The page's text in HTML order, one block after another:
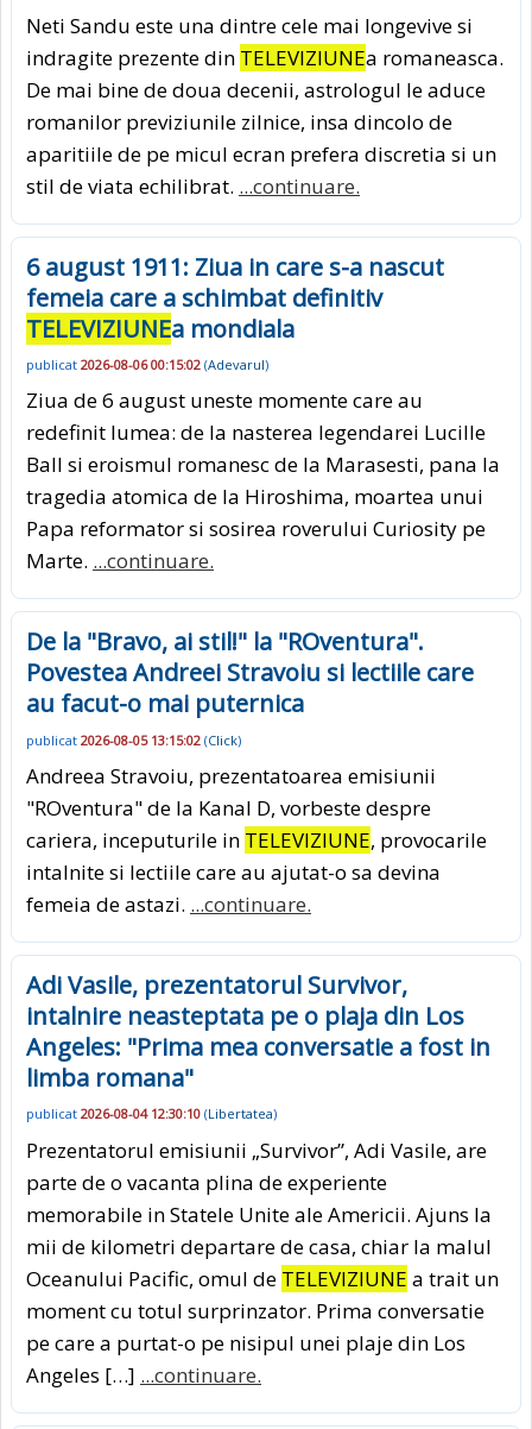
Neti Sandu este una dintre cele mai longevive si
indragite prezente din TELEVIZIUNEa romaneasca.
De mai bine de doua decenii, astrologul le aduce
romanilor previziunile zilnice, insa dincolo de
aparitiile de pe micul ecran prefera discretia si un
stil de viata echilibrat. ...continuare.
6 august 1911: Ziua in care s-a nascut
femeia care a schimbat definitiv
TELEVIZIUNEa mondiala
publicat 2026-08-06 00:15:02 (Adevarul)
Ziua de 6 august uneste momente care au
redefinit lumea: de la nasterea legendarei Lucille
Ball si eroismul romanesc de la Marasesti, pana la
tragedia atomica de la Hiroshima, moartea unui
Papa reformator si sosirea roverului Curiosity pe
Marte. ...continuare.
De la "Bravo, ai stil!" la "ROventura".
Povestea Andreei Stravoiu si lectiile care
au facut-o mai puternica
publicat 2026-08-05 13:15:02 (Click)
Andreea Stravoiu, prezentatoarea emisiunii
"ROventura" de la Kanal D, vorbeste despre
cariera, inceputurile in TELEVIZIUNE, provocarile
intalnite si lectiile care au ajutat-o sa devina
femeia de astazi. ...continuare.
Adi Vasile, prezentatorul Survivor,
intalnire neasteptata pe o plaja din Los
Angeles: "Prima mea conversatie a fost in
limba romana"
publicat 2026-08-04 12:30:10 (Libertatea)
Prezentatorul emisiunii „Survivor”, Adi Vasile, are
parte de o vacanta plina de experiente
memorabile in Statele Unite ale Americii. Ajuns la
mii de kilometri departare de casa, chiar la malul
Oceanului Pacific, omul de TELEVIZIUNE a trait un
moment cu totul surprinzator. Prima conversatie
pe care a purtat-o pe nisipul unei plaje din Los
Angeles […] ...continuare.